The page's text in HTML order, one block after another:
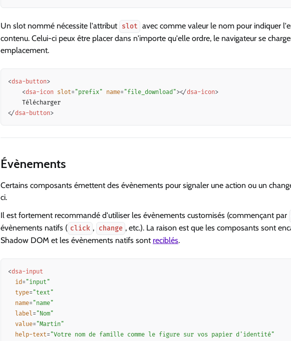
Un slot nommé nécessite l'attribut slot
avec comme valeur le nom pour indiquer
contenu. Celui-ci peux être placer dans n'importe qu'elle ordre, le navigateur se
emplacement.
<dsa-button>
<dsa-icon slot= "prefix" name= "file_download"></dsa-icon>
</dsa-button>
Évènements
Certains composants émettent des évènements pour signaler une action ou un
ci.
Il est fortement recommandé d'utiliser les évènements customisés (commençant par
évènements natifs ( click , change , etc.). La raison est que les composants sont
Shadow DOM et les évènements natifs sont reciblés.
<dsa-input
id= "input"
type= "text"
name= "name"
label= "Nom"
value= "Martin"
help-text= "Votre nom de famille comme le figure sur vos papier d ' identité"